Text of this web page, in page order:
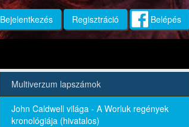
Bejelentkezés Regisztráció Belépés
Multiverzum lapszámok
John Caldwell világa - A Worluk regények
kronológiája (hivatalos)